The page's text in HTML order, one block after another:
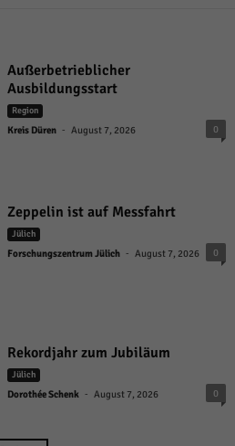
Außerbetrieblicher
Ausbildungsstart
Region
Kreis Düren - August 7, 2026 0
Zeppelin ist auf Messfahrt
Jülich
Forschungszentrum Jülich - August 7, 2026 0
Rekordjahr zum Jubiläum
Jülich
Dorothée Schenk - August 7, 2026 0